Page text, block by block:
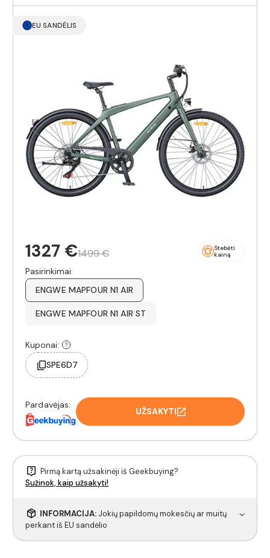
EU SANDĖLIS
1327 €1499 €
Stebėti
kainą
Pasirinkimai:
ENGWE MAPFOUR N1 AIR
ENGWE MAPFOUR N1 AIR ST
Kuponai:
SPE6D7
Pardavėjas:
UŽSAKYTI
Pirmą kartą užsakinėji iš Geekbuying?
Sužinok, kaip užsakyti!
INFORMACIJA: Jokių papildomų mokesčių ar muitų
perkant iš EU sandėlio